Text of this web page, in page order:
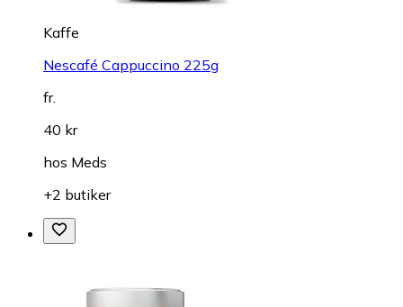
Kaffe
Nescafé Cappuccino 225g
fr.
40 kr
hos Meds
+2 butiker